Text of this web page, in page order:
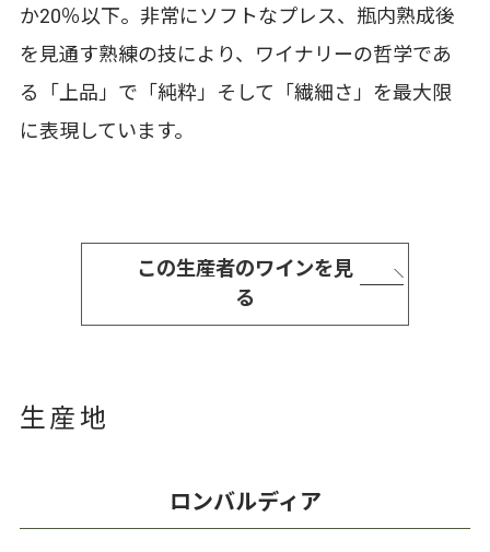
か20％以下。非常にソフトなプレス、瓶内熟成後
を見通す熟練の技により、ワイナリーの哲学であ
る「上品」で「純粋」そして「繊細さ」を最大限
に表現しています。
この生産者のワインを見
る
生産地
ロンバルディア